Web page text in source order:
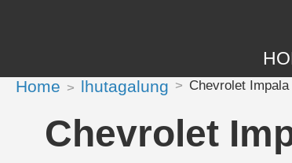
Home lhutagalung Chevrolet
Chevrolet